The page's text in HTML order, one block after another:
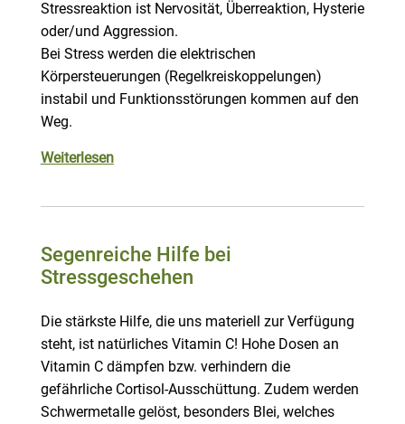
Stressreaktion ist Nervosität, Überreaktion, Hysterie
oder/und Aggression.
Bei Stress werden die elektrischen
Körpersteuerungen (Regelkreiskoppelungen)
instabil und Funktionsstörungen kommen auf den
Weg.
Weiterlesen
Segenreiche Hilfe bei
Stressgeschehen
Die stärkste Hilfe, die uns materiell zur Verfügung
steht, ist natürliches Vitamin C! Hohe Dosen an
Vitamin C dämpfen bzw. verhindern die
gefährliche Cortisol-Ausschüttung. Zudem werden
Schwermetalle gelöst, besonders Blei, welches